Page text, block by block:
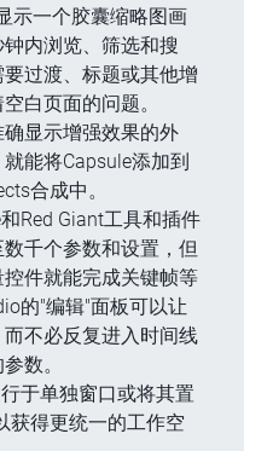
示一个胶囊缩略图画
内浏览、筛选和搜
过渡、标题或其他增
白页面的问题。
显示增强效果的外
能将Capsule添加到
合成中。
Red Giant工具和插件
千个参数和设置，但
件就能完成关键帧等
的"编辑"面板可以让
不必反复进入时间线
数。
于单独窗口或将其置
获得更统一的工作空